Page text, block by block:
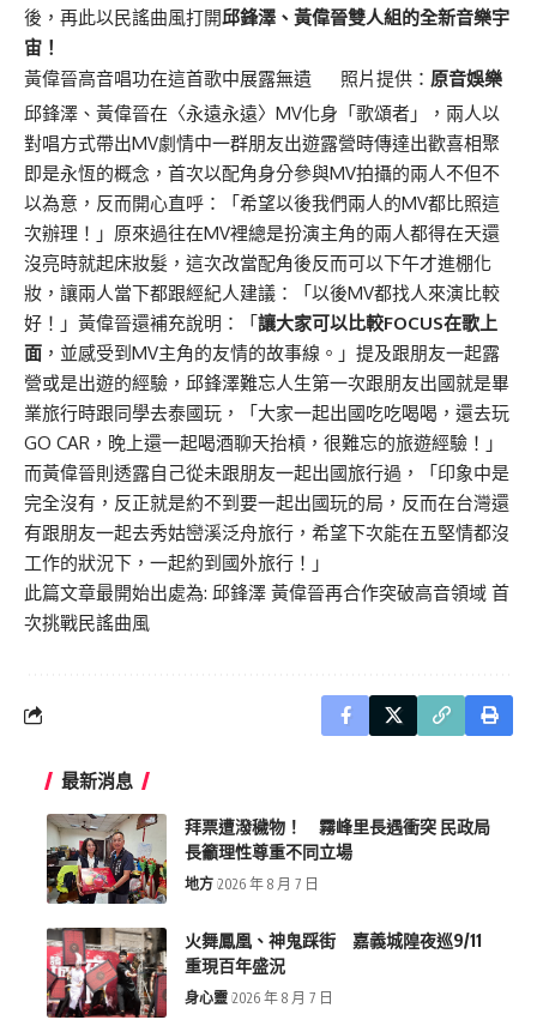
後，再此以民謠曲風打開邱鋒澤、黃偉晉雙人組的全新音樂宇
宙！
黃偉晉高音唱功在這首歌中展露無遺 照片提供： 原音娛樂
邱鋒澤、黃偉晉在〈永遠永遠〉MV化身「歌頌者」，兩人以
對唱方式帶出MV劇情中一群朋友出遊露營時傳達出歡喜相聚
即是永恆的概念，首次以配角身分參與MV拍攝的兩人不但不
以為意，反而開心直呼：「希望以後我們兩人的MV都比照這
次辦理！」原來過往在MV裡總是扮演主角的兩人都得在天還
沒亮時就起床妝髮，這次改當配角後反而可以下午才進棚化
妝，讓兩人當下都跟經紀人建議：「以後MV都找人來演比較
好！」黃偉晉還補充說明：「讓大家可以比較FOCUS在歌上
面 ，並感受到MV主角的友情的故事線。」提及跟朋友一起露
營或是出遊的經驗，邱鋒澤難忘人生第一次跟朋友出國就是畢
業旅行時跟同學去泰國玩，「大家一起出國吃吃喝喝，還去玩
GO CAR，晚上還一起喝酒聊天抬槓，很難忘的旅遊經驗！」
而黃偉晉則透露自己從未跟朋友一起出國旅行過，「印象中是
完全沒有，反正就是約不到要一起出國玩的局，反而在台灣還
有跟朋友一起去秀姑巒溪泛舟旅行，希望下次能在五堅情都沒
工作的狀況下，一起約到國外旅行！」
此篇文章最開始出處為: 邱鋒澤 黃偉晉再合作突破高音領域 首
次挑戰民謠曲風
最新消息
拜票遭潑穢物！ 霧峰里長遇衝突 民政局
長籲理性尊重不同立場
地方 2026 年 8 月 7 日
火舞鳳凰、神鬼踩街 嘉義城隍夜巡9/11
重現百年盛況
身心靈 2026 年 8 月 7 日